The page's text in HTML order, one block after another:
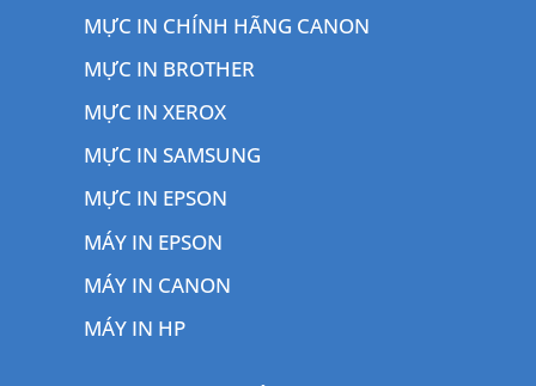
MỰC IN CHÍNH HÃNG CANON
MỰC IN BROTHER
MỰC IN XEROX
MỰC IN SAMSUNG
MỰC IN EPSON
MÁY IN EPSON
MÁY IN CANON
MÁY IN HP